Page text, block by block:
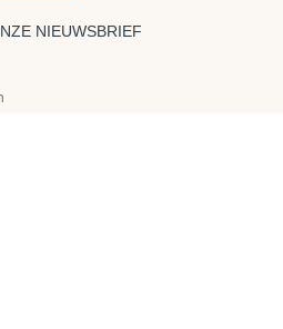
NIEUWSBRIEF